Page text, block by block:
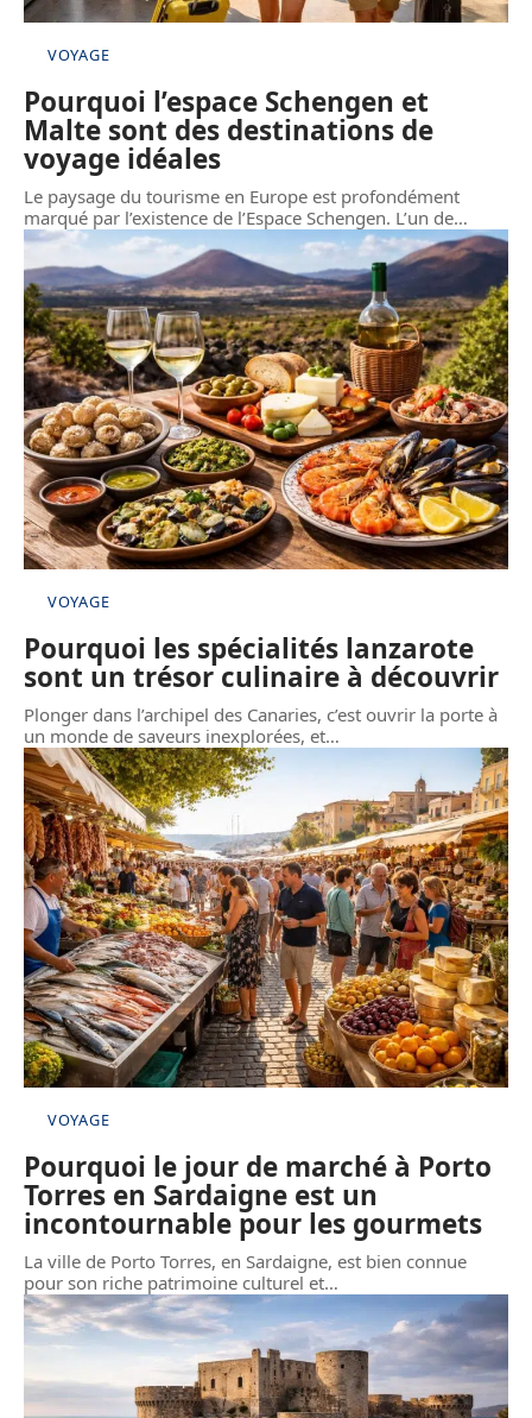
VOYAGE
Pourquoi l’espace Schengen et
Malte sont des destinations de
voyage idéales
Le paysage du tourisme en Europe est profondément
marqué par l’existence de l’Espace Schengen. L’un de…
VOYAGE
Pourquoi les spécialités lanzarote
sont un trésor culinaire à découvrir
Plonger dans l’archipel des Canaries, c’est ouvrir la porte à
un monde de saveurs inexplorées, et…
VOYAGE
Pourquoi le jour de marché à Porto
Torres en Sardaigne est un
incontournable pour les gourmets
La ville de Porto Torres, en Sardaigne, est bien connue
pour son riche patrimoine culturel et…